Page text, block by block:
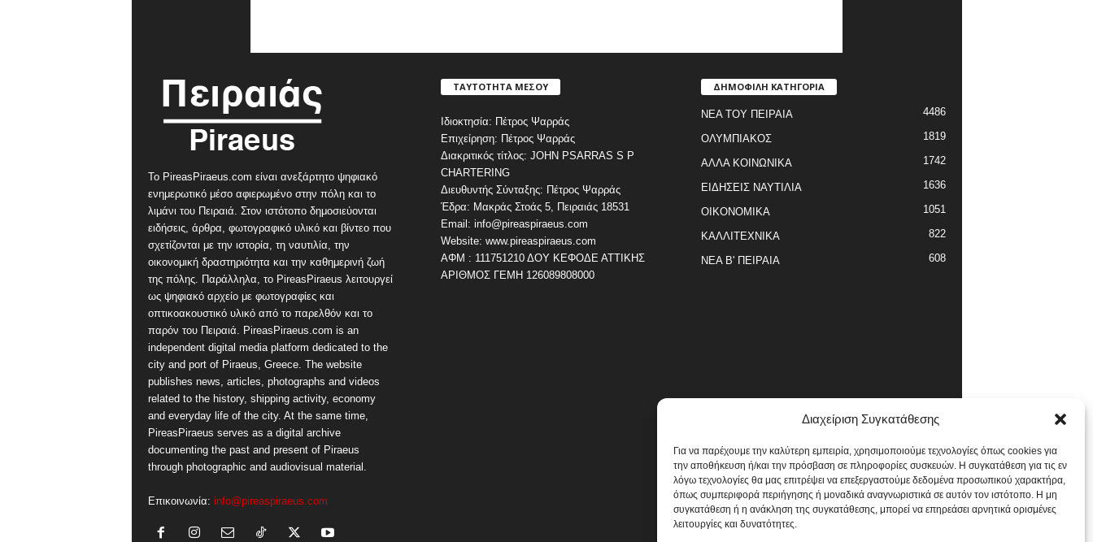
Διαχείριση Συγκατάθεσης
Για να παρέχουμε την καλύτερη εμπειρία, χρησιμοποιούμε τεχνολογίες όπως cookies για
την αποθήκευση ή/και την πρόσβαση σε πληροφορίες συσκευών. Η συγκατάθεση για τις εν
λόγω τεχνολογίες θα μας επιτρέψει να επεξεργαστούμε δεδομένα προσωπικού χαρακτήρα,
όπως συμπεριφορά περιήγησης ή μοναδικά αναγνωριστικά σε αυτόν τον ιστότοπο. Η μη
συγκατάθεση ή η ανάκληση της συγκατάθεσης, μπορεί να επηρεάσει αρνητικά ορισμένες
λειτουργίες και δυνατότητες.
Το PireasPiraeus.com είναι ανεξάρτητο ψηφιακό
ενημερωτικό μέσο αφιερωμένο στην πόλη και το
λιμάνι του Πειραιά. Στον ιστότοπο δημοσιεύονται
ειδήσεις, άρθρα, φωτογραφικό υλικό και βίντεο που
σχετίζονται με την ιστορία, τη ναυτιλία, την
οικονομική δραστηριότητα και την καθημερινή ζωή
της πόλης. Παράλληλα, το PireasPiraeus λειτουργεί
ως ψηφιακό αρχείο με φωτογραφίες και
οπτικοακουστικό υλικό από το παρελθόν και το
παρόν του Πειραιά. PireasPiraeus.com is an
independent digital media platform dedicated to the
city and port of Piraeus, Greece. The website
publishes news, articles, photographs and videos
related to the history, shipping activity, economy
and everyday life of the city. At the same time,
PireasPiraeus serves as a digital archive
documenting the past and present of Piraeus
through photographic and audiovisual material.
Επικοινωνία: info@pireaspiraeus.com
ΤΑΥΤΟΤΗΤΑ ΜΕΣΟΥ
Ιδιοκτησία: Πέτρος Ψαρράς
Επιχείρηση: Πέτρος Ψαρράς
Διακριτικός τίτλος: JOHN PSARRAS S P
CHARTERING
Διευθυντής Σύνταξης: Πέτρος Ψαρράς
Έδρα: Μακράς Στοάς 5, Πειραιάς 18531
Email: info@pireaspiraeus.com
Website: www.pireaspiraeus.com
ΑΦΜ : 111751210 ΔΟΥ ΚΕΦΟΔΕ ΑΤΤΙΚΗΣ
ΑΡΙΘΜΟΣ ΓΕΜΗ 126089808000
ΔΗΜΟΦΙΛΗ ΚΑΤΗΓΟΡΙΑ
ΝΕΑ ΤΟΥ ΠΕΙΡΑΙΑ 4486
ΟΛΥΜΠΙΑΚΟΣ 1819
ΑΛΛΑ ΚΟΙΝΩΝΙΚΑ 1742
ΕΙΔΗΣΕΙΣ ΝΑΥΤΙΛΙΑ 1636
ΟΙΚΟΝΟΜΙΚΑ 1051
ΚΑΛΛΙΤΕΧΝΙΚΑ 822
ΝΕΑ Β' ΠΕΙΡΑΙΑ 608